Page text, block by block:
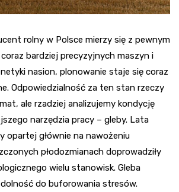
rolny w Polsce mierzy się z pewnym
bardziej precyzyjnych maszyn i
nasion, plonowanie staje się coraz
Odpowiedzialność za ten stan rzeczy
ale rzadziej analizujemy kondycję
narzędzia pracy – gleby. Lata
opartej głównie na nawożeniu
płodozmianach doprowadziły
wielu stanowisk. Gleba
do buforowania stresów.